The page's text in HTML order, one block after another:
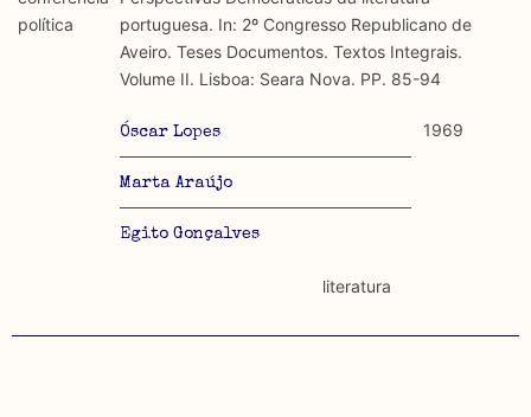
académicos.
Limitações
produzidos até 2022, contudo não foi possível ter acesso
a algumas das publicações que aqui se encontram
discurso e uso da liberdade de expressão. Trata-se de
uma censura que é omnipresente, dado que é
constitutiva do próprio acto de fala.
abordagens.
Tipo investigação realizada
política
portuguesa. In: 2º Congresso Republicano de
Aveiro. Teses Documentos. Textos Integrais.
Volume II. Lisboa: Seara Nova. PP. 85-94
Óscar Lopes
Marta Araújo
Egito Gonçalves
1969
literatura